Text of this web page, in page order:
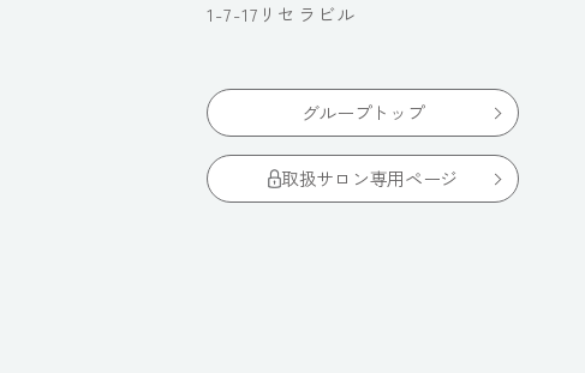
1-7-17リセラビル
グループトップ
取扱サロン専用ページ